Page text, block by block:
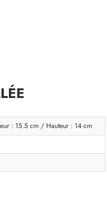
: 15.5 cm / Hauteur : 14 cm